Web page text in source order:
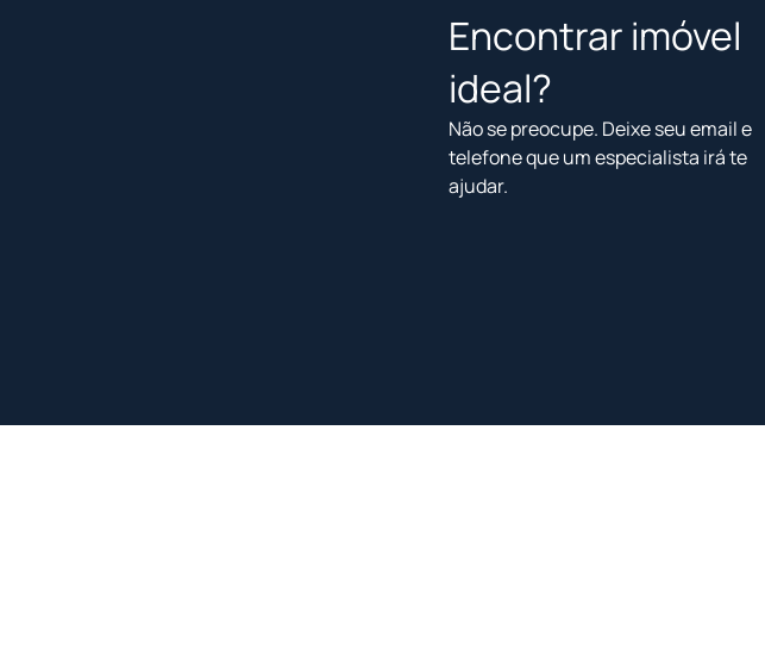
Encontrar imóvel
ideal?
Não se preocupe. Deixe seu email e
telefone que um especialista irá te
ajudar.